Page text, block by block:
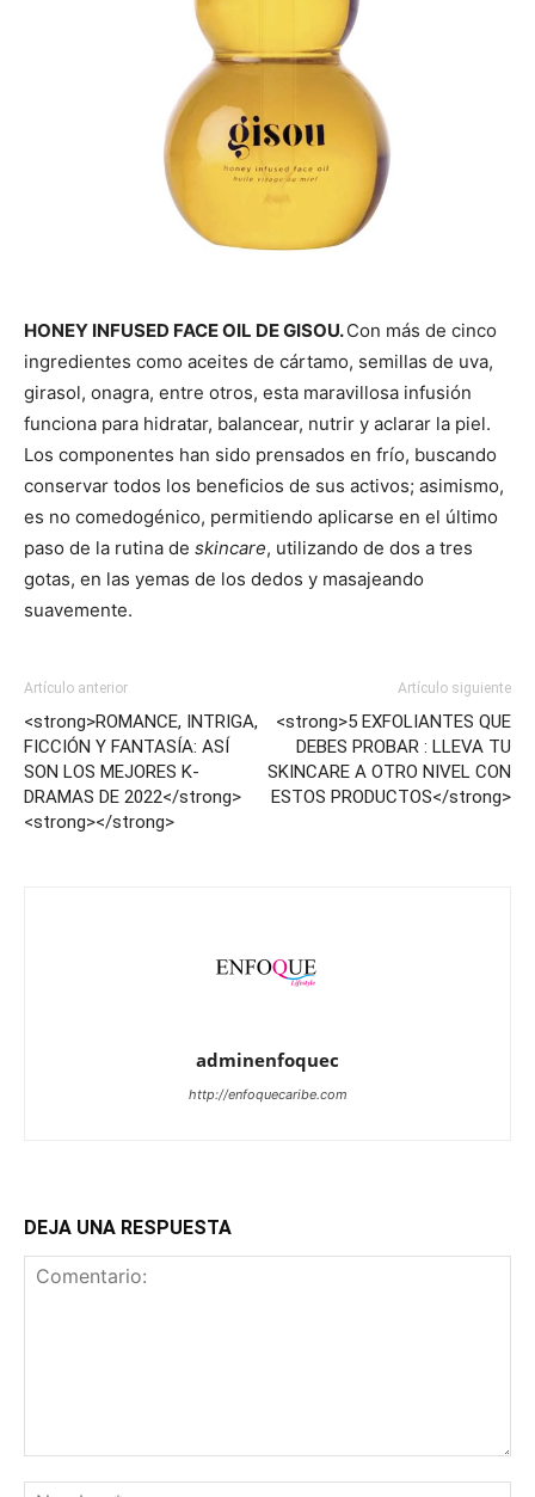
HONEY INFUSED FACE OIL DE GISOU.Con más de cinco
ingredientes como aceites de cártamo, semillas de uva,
girasol, onagra, entre otros, esta maravillosa infusión
funciona para hidratar, balancear, nutrir y aclarar la piel.
Los componentes han sido prensados en frío, buscando
conservar todos los beneficios de sus activos; asimismo,
es no comedogénico, permitiendo aplicarse en el último
paso de la rutina de skincare, utilizando de dos a tres
gotas, en las yemas de los dedos y masajeando
suavemente.
Artículo anterior
<strong>ROMANCE, INTRIGA,
FICCIÓN Y FANTASÍA: ASÍ
SON LOS MEJORES K-
DRAMAS DE 2022</strong>
<strong></strong>
Artículo siguiente
<strong>5 EXFOLIANTES QUE
DEBES PROBAR : LLEVA TU
SKINCARE A OTRO NIVEL CON
ESTOS PRODUCTOS</strong>
adminenfoquec
http://enfoquecaribe.com
DEJA UNA RESPUESTA